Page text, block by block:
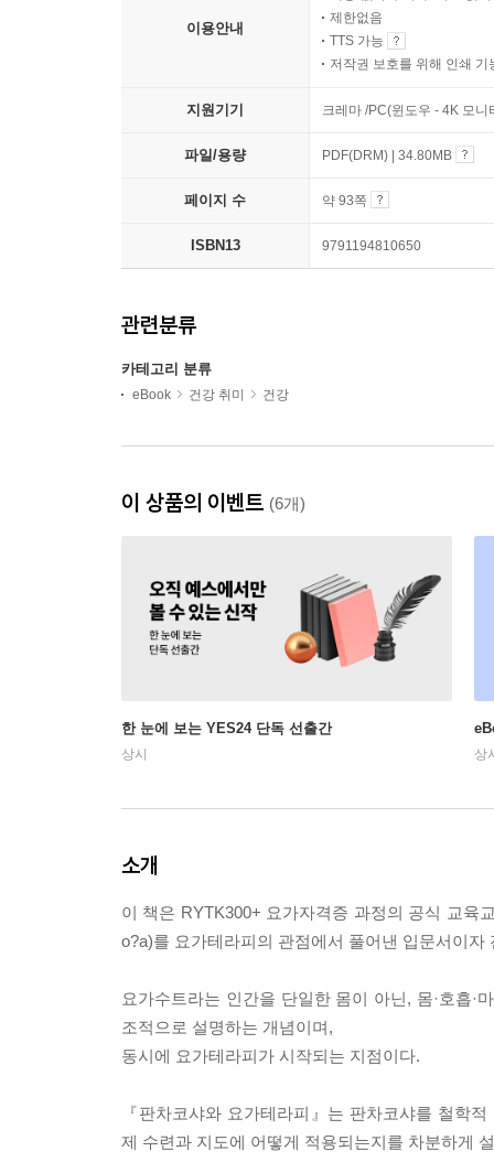
이용안내
제한없음
TTS 가능
저작권 보호를 위해 인쇄 기
지원기기 크레마 /PC(윈도우 - 4K 모
파일/용량 PDF(DRM) | 34.80MB
페이지 수 약 93쪽
ISBN13 9791194810650
관련분류
카테고리 분류
eBook 건강 취미 건강
이 상품의 이벤트 (6개)
한 눈에 보는 YES24 단독 선출간
상시 상
소개
이 책은 RYTK300+ 요가자격증 과정의 공식 교육
o?a)를 요가테라피의 관점에서 풀어낸 입문서이자
요가수트라는 인간을 단일한 몸이 아닌, 몸·호흡·
조적으로 설명하는 개념이며,
동시에 요가테라피가 시작되는 지점이다.
『판차코샤와 요가테라피』는 판차코샤를 철학
제 수련과 지도에 어떻게 적용되는지를 차분하게